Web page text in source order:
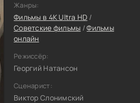
Жанры:
Фильмы в 4K Ultra HD /
Советские фильмы /Фильмы
онлайн
Режиссёр:
Георгий Натансон
Сценарист:
Виктор Слонимский